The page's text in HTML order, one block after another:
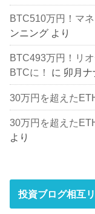
BTC510万円！マ
ンニング より
BTC493万円！リ
BTCに！
に 卯月ナ
30万円を超えた
30万円を超えた
より
投資ブログ相互